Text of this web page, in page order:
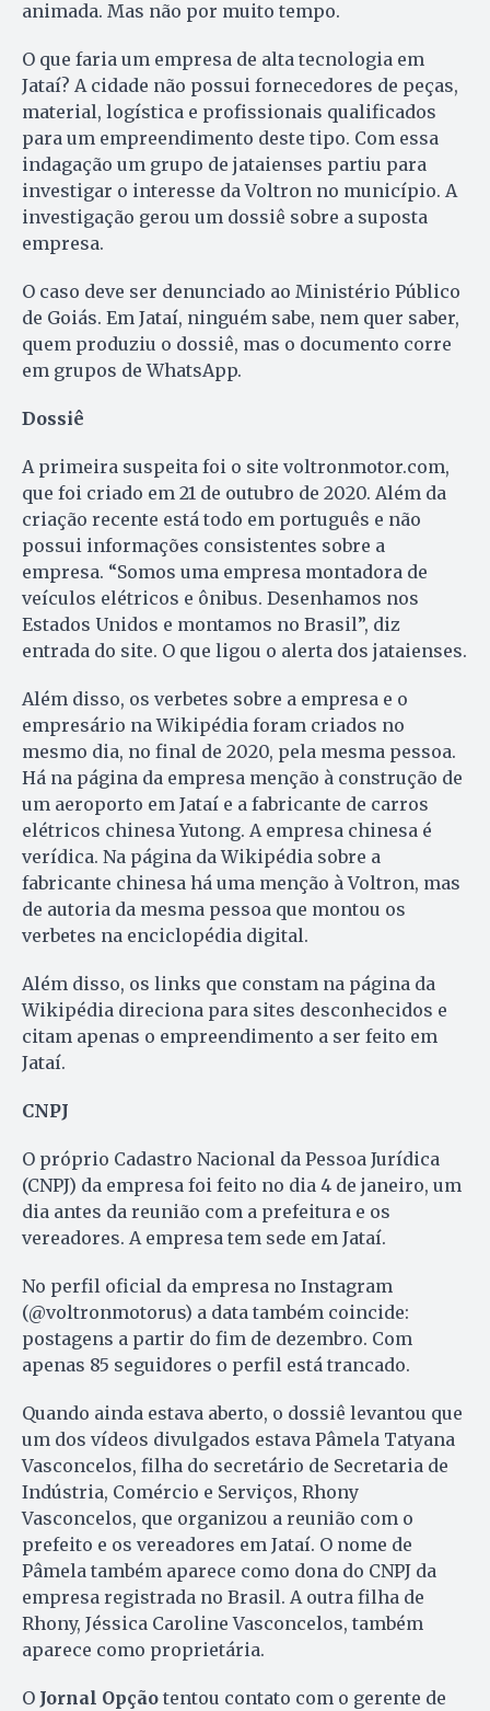
animada. Mas não por muito tempo.
O que faria um empresa de alta tecnologia em
Jataí? A cidade não possui fornecedores de peças,
material, logística e profissionais qualificados
para um empreendimento deste tipo. Com essa
indagação um grupo de jataienses partiu para
investigar o interesse da Voltron no município. A
investigação gerou um dossiê sobre a suposta
empresa.
O caso deve ser denunciado ao Ministério Público
de Goiás. Em Jataí, ninguém sabe, nem quer saber,
quem produziu o dossiê, mas o documento corre
em grupos de WhatsApp.
Dossiê
A primeira suspeita foi o site voltronmotor.com,
que foi criado em 21 de outubro de 2020. Além da
criação recente está todo em português e não
possui informações consistentes sobre a
empresa. “Somos uma empresa montadora de
veículos elétricos e ônibus. Desenhamos nos
Estados Unidos e montamos no Brasil”, diz
entrada do site. O que ligou o alerta dos jataienses.
Além disso, os verbetes sobre a empresa e o
empresário na Wikipédia foram criados no
mesmo dia, no final de 2020, pela mesma pessoa.
Há na página da empresa menção à construção de
um aeroporto em Jataí e a fabricante de carros
elétricos chinesa Yutong. A empresa chinesa é
verídica. Na página da Wikipédia sobre a
fabricante chinesa há uma menção à Voltron, mas
de autoria da mesma pessoa que montou os
verbetes na enciclopédia digital.
Além disso, os links que constam na página da
Wikipédia direciona para sites desconhecidos e
citam apenas o empreendimento a ser feito em
Jataí.
CNPJ
O próprio Cadastro Nacional da Pessoa Jurídica
(CNPJ) da empresa foi feito no dia 4 de janeiro, um
dia antes da reunião com a prefeitura e os
vereadores. A empresa tem sede em Jataí.
No perfil oficial da empresa no Instagram
(@voltronmotorus) a data também coincide:
postagens a partir do fim de dezembro. Com
apenas 85 seguidores o perfil está trancado.
Quando ainda estava aberto, o dossiê levantou que
um dos vídeos divulgados estava Pâmela Tatyana
Vasconcelos, filha do secretário de Secretaria de
Indústria, Comércio e Serviços, Rhony
Vasconcelos, que organizou a reunião com o
prefeito e os vereadores em Jataí. O nome de
Pâmela também aparece como dona do CNPJ da
empresa registrada no Brasil. A outra filha de
Rhony, Jéssica Caroline Vasconcelos, também
aparece como proprietária.
O Jornal Opção tentou contato com o gerente de